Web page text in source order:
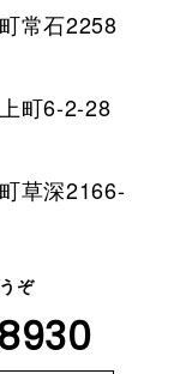
常石2258
町6-2-28
草深2166-
ぞ